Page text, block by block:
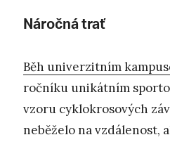
Náročná trať
Běh univerzitním
ročníku unikátním
vzoru cyklokrosových
neběželo na vzdálenost,